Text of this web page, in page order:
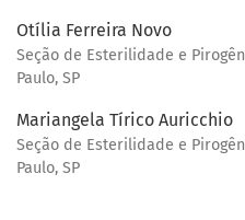
Otília Ferreira Novo
Seção de Esterilidade e
Paulo, SP
Mariangela Tírico Auricchio
Seção de Esterilidade e
Paulo, SP